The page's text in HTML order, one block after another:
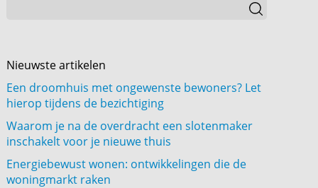
Nieuwste artikelen
Een droomhuis met ongewenste bewoners? Let
hierop tijdens de bezichtiging
Waarom je na de overdracht een slotenmaker
inschakelt voor je nieuwe thuis
Energiebewust wonen: ontwikkelingen die de
woningmarkt raken